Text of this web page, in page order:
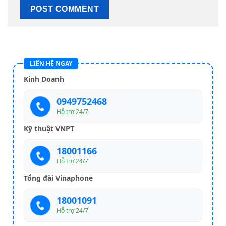
LIÊN HỆ NGAY
Kinh Doanh
0949752468
Hỗ trợ 24/7
Kỹ thuật VNPT
18001166
Hỗ trợ 24/7
Tổng đài Vinaphone
18001091
Hỗ trợ 24/7